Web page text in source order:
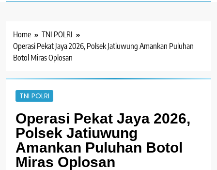
Home
TNI POLRI
Operasi Pekat Jaya 2026, Polsek Jatiuwung Amankan Puluhan
Botol Miras Oplosan
TNI POLRI
Operasi Pekat Jaya 2026,
Polsek Jatiuwung
Amankan Puluhan Botol
Miras Oplosan